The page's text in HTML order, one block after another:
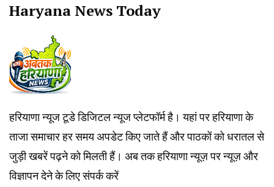
Haryana News Today
हरियाणा न्यूज टूडे डिजिटल न्यूज प्लेटफॉर्म है। यहां पर हरियाणा के
ताजा समाचार हर समय अपडेट किए जाते हैं और पाठकों को धरातल से
जुड़ी खबरें पढ़ने को मिलती हैं। अब तक हरियाणा न्यूज़ पर न्यूज़ और
विज्ञापन देने के लिए संपर्क करें